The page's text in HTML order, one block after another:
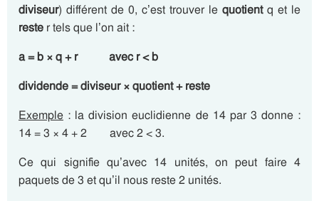
diviseur) différent de 0, c’est trouver le quotientq et le
reste r tels que l’on ait :
a = b × q + r avec r < b
dividende = diviseur × quotient + reste
Exemple : la division euclidienne de 14 par 3 donne :
14 = 3 × 4 + 2 avec 2 < 3.
Ce qui signifie qu’avec 14 unités, on peut faire 4
paquets de 3 et qu’il nous reste 2 unités.